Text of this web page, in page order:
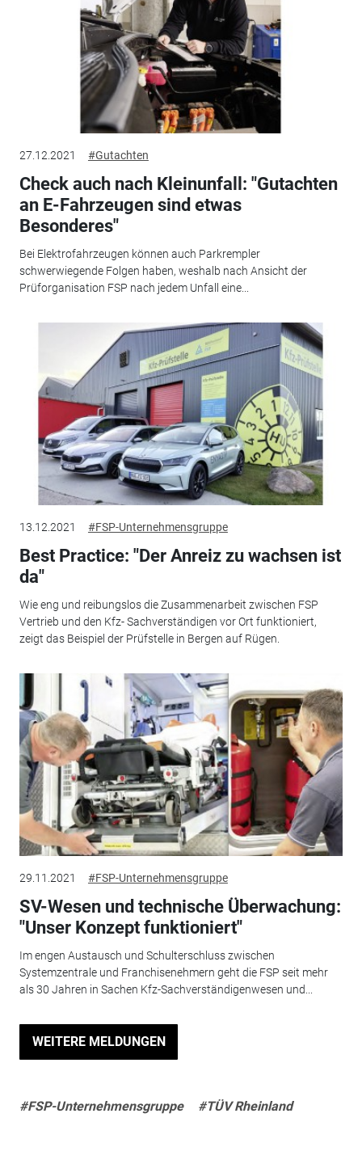
27.12.2021 #Gutachten
Check auch nach Kleinunfall: "Gutachten
an E-Fahrzeugen sind etwas
Besonderes"
Bei Elektrofahrzeugen können auch Parkrempler
schwerwiegende Folgen haben, weshalb nach Ansicht der
Prüforganisation FSP nach jedem Unfall eine...
13.12.2021 #FSP-Unternehmensgruppe
Best Practice: "Der Anreiz zu wachsen ist
da"
Wie eng und reibungslos die Zusammenarbeit zwischen FSP
Vertrieb und den Kfz- Sachverständigen vor Ort funktioniert,
zeigt das Beispiel der Prüfstelle in Bergen auf Rügen.
29.11.2021 #FSP-Unternehmensgruppe
SV-Wesen und technische Überwachung:
"Unser Konzept funktioniert"
Im engen Austausch und Schulterschluss zwischen
Systemzentrale und Franchisenehmern geht die FSP seit mehr
als 30 Jahren in Sachen Kfz-Sachverständigenwesen und...
WEITERE MELDUNGEN
#FSP-Unternehmensgruppe #TÜV Rheinland